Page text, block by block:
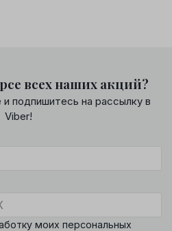
всех наших акций?
подпишитесь на рассылку в
Viber!
моих персональных